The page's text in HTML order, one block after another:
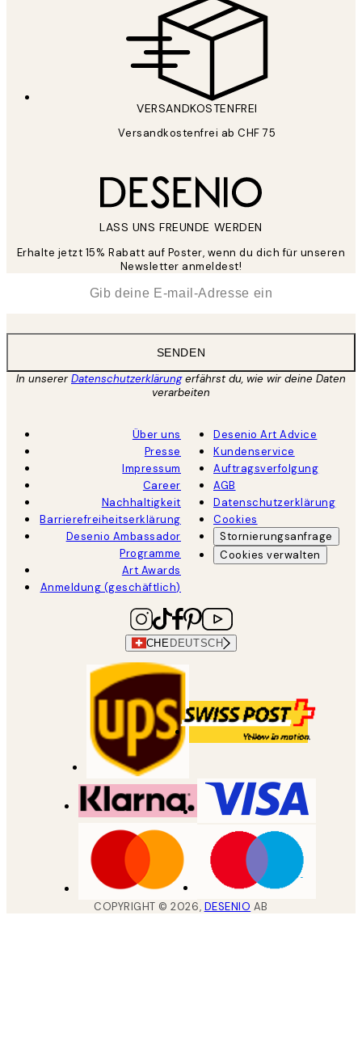
VERSANDKOSTENFREI
Versandkostenfrei ab CHF 75
LASS UNS FREUNDE WERDEN
Erhalte jetzt 15% Rabatt auf Poster, wenn du dich für unseren
Newsletter anmeldest!
SENDEN
In unsererDatenschutzerklärungerfährst du, wie wir deine Daten
verarbeiten
Über uns
Presse
Impressum
Career
Nachhaltigkeit
Barrierefreiheitserklärung
Desenio Ambassador
Programme
Art Awards
Anmeldung (geschäftlich)
Desenio Art Advice
Kundenservice
Auftragsverfolgung
AGB
Datenschutzerklärung
Cookies
Stornierungsanfrage
Cookies verwalten
CHE DEUTSCH
COPYRIGHT ©2026, DESENIO AB